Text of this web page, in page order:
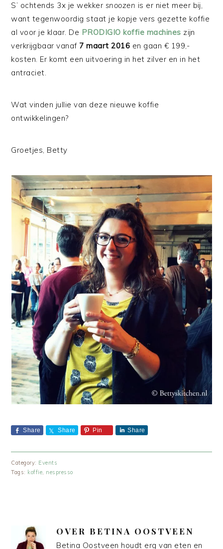
S’ ochtends 3x je wekker snoozen is er niet meer bij,
want tegenwoordig staat je kopje vers gezette koffie
al voor je klaar. De PRODIGIO koffie machines zijn
verkrijgbaar vanaf 7 maart 2016 en gaan € 199,-
kosten. Er komt een uitvoering in het zilver en in het
antraciet.
Wat vinden jullie van deze nieuwe koffie
ontwikkelingen?
Groetjes, Betty
Share Share Pin Share
Category: Events
Tags: koffie, nespresso
OVER BETINA OOSTVEEN
Betina Oostveen houdt erg van eten en